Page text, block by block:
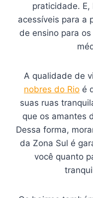
praticidade.
acessíveis para a
de ensino para
A qualidade de
nobres do Rio é
suas ruas
que os amantes
Dessa forma,
da Zona Sul é
você quanto